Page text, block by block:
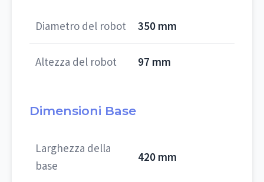
Diametro del robot 350 mm
Altezza del robot 97 mm
Dimensioni Base
Larghezza della
base
420 mm